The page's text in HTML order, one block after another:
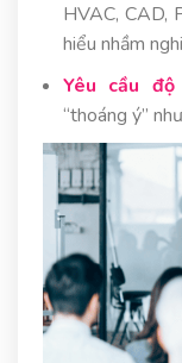
HVAC, CAD,
hiểu nhầm
Yêu cầu
“thoáng ý”